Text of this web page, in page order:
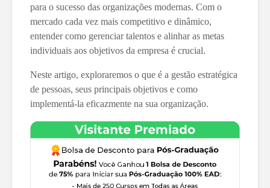
para o sucesso das organizações modernas. Com o
mercado cada vez mais competitivo e dinâmico,
entender como gerenciar talentos e alinhar as metas
individuais aos objetivos da empresa é crucial.
Neste artigo, exploraremos o que é a gestão estratégica
de pessoas, seus principais objetivos e como
implementá-la eficazmente na sua organização.